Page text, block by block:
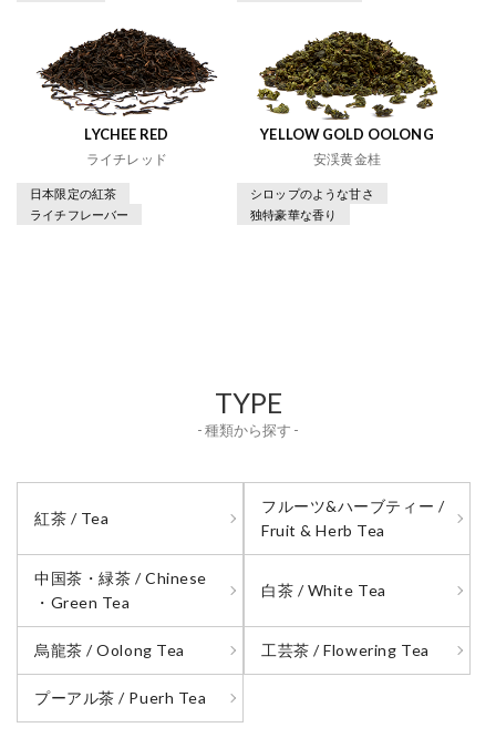
LYCHEE RED
ライチレッド
日本限定の紅茶
ライチフレーバー
YELLOW GOLD OOLONG
安渓黄金桂
シロップのような甘さ
独特豪華な香り
TYPE
- 種類から探す -
紅茶 / Tea
フルーツ&ハーブティー /
Fruit & Herb Tea
中国茶・緑茶 / Chinese
・Green Tea
白茶 / White Tea
烏龍茶 / Oolong Tea 工芸茶 / Flowering Tea
プーアル茶 / Puerh Tea